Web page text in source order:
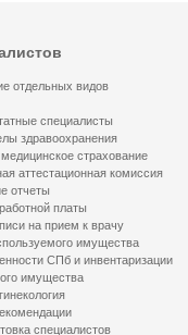
отдельных видов
специалисты
здравоохранения
страхование
аттестационная комиссия
отчеты
платы
на прием к врачу
имущества
СПб и инвентаризации
имущества
специалистов